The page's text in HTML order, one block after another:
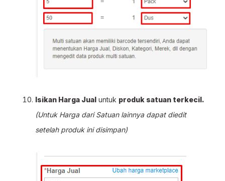
Isikan Harga Jual untuk produk satuan terkecil.
(Untuk Harga dari Satuan lainnya dapat diedit
setelah produk ini disimpan)